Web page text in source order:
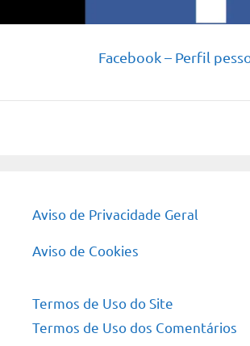
Facebook – Perfil
Aviso de Privacidade Geral
Aviso de Cookies
Termos de Uso do Site
Termos de Uso dos Comentários